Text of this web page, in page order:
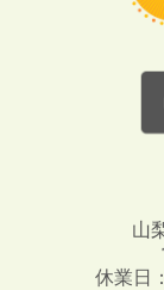
山
休業日